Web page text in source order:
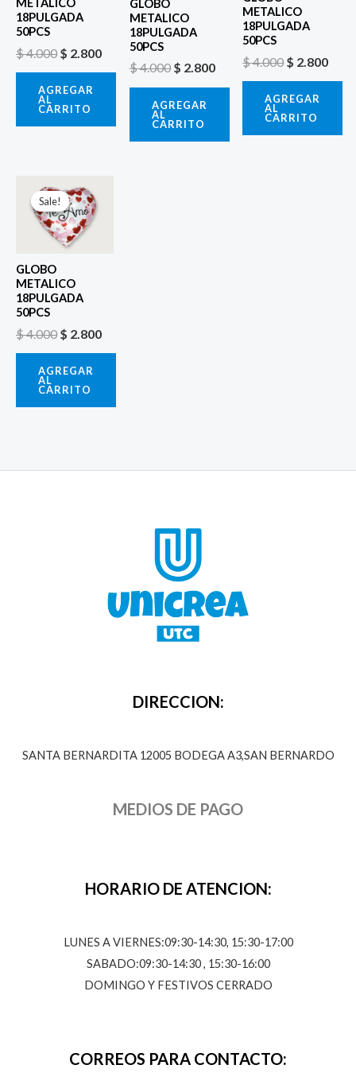
METALICO
18PULGADA
50PCS
$4.000 $ 2.800
AGREGAR
AL
CARRITO
GLOBO
METALICO
18PULGADA
50PCS
$4.000 $ 2.800
AGREGAR
AL
CARRITO
METALICO
18PULGADA
50PCS
$4.000$ 2.800
AGREGAR
AL
CARRITO
Sale!
Sale!
GLOBO
METALICO
18PULGADA
50PCS
$4.000
precio
original
era:
$ 4.000.
$ 2.800
AGREGAR
AL
CARRITO
DIRECCION:
SANTA BERNARDITA 12005 BODEGA A3,SAN BERNARDO
MEDIOS DE PAGO
HORARIO DE ATENCION:
LUNES A VIERNES:09:30-14:30, 15:30-17:00
SABADO:09:30-14:30 , 15:30-16:00
DOMINGO Y FESTIVOS CERRADO
CORREOS PARA CONTACTO: